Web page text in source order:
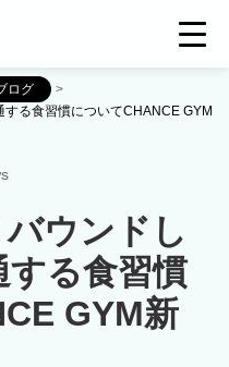
ログ
>
る食習慣についてCHANCE GYM
ウンドし
る食習慣
GYM新